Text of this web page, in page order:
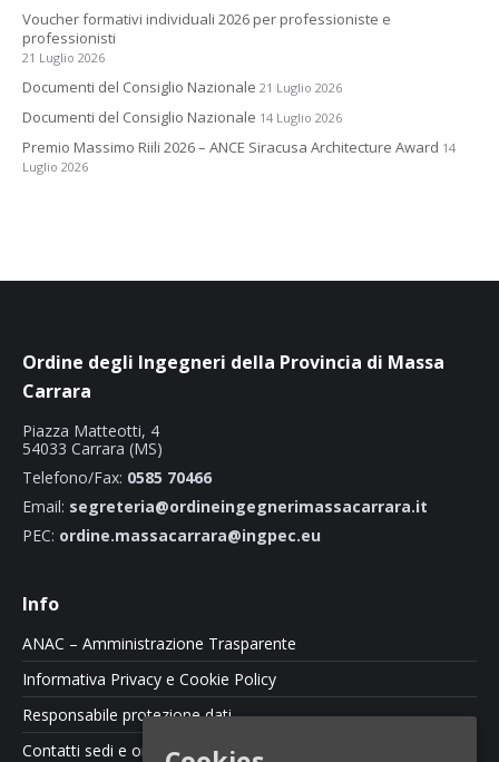
Voucher formativi individuali 2026 per professioniste e
professionisti
21 Luglio 2026
Documenti del Consiglio Nazionale 21 Luglio 2026
Documenti del Consiglio Nazionale 14 Luglio 2026
Premio Massimo Riili 2026 – ANCE Siracusa Architecture Award 14
Luglio 2026
Ordine degli Ingegneri della Provincia di Massa
Carrara
Piazza Matteotti, 4
54033 Carrara (MS)
Telefono/Fax: 0585 70466
Email: segreteria@ordineingegnerimassacarrara.it
PEC: ordine.massacarrara@ingpec.eu
Info
ANAC – Amministrazione Trasparente
Informativa Privacy e Cookie Policy
Responsabile protezione dati
Contatti sedi e orari